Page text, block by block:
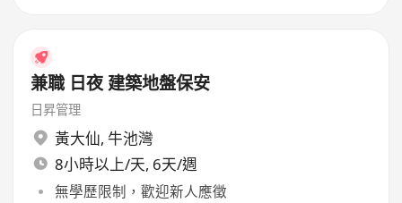
兼職 日夜 建築地盤保安
日昇管理
黃大仙, 牛池灣
8小時以上/天, 6天/週
無學歷限制，歡迎新人應徵